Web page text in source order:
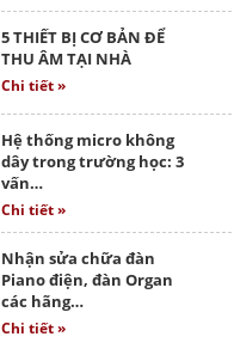
5 THIẾT BỊ CƠ BẢN ĐỂ
THU ÂM TẠI NHÀ
Chi tiết »
Hệ thống micro không
dây trong trường học: 3
vấn…
Chi tiết »
Nhận sửa chữa đàn
Piano điện, đàn Organ
các hãng…
Chi tiết »